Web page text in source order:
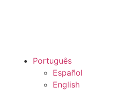
Português
Español
English